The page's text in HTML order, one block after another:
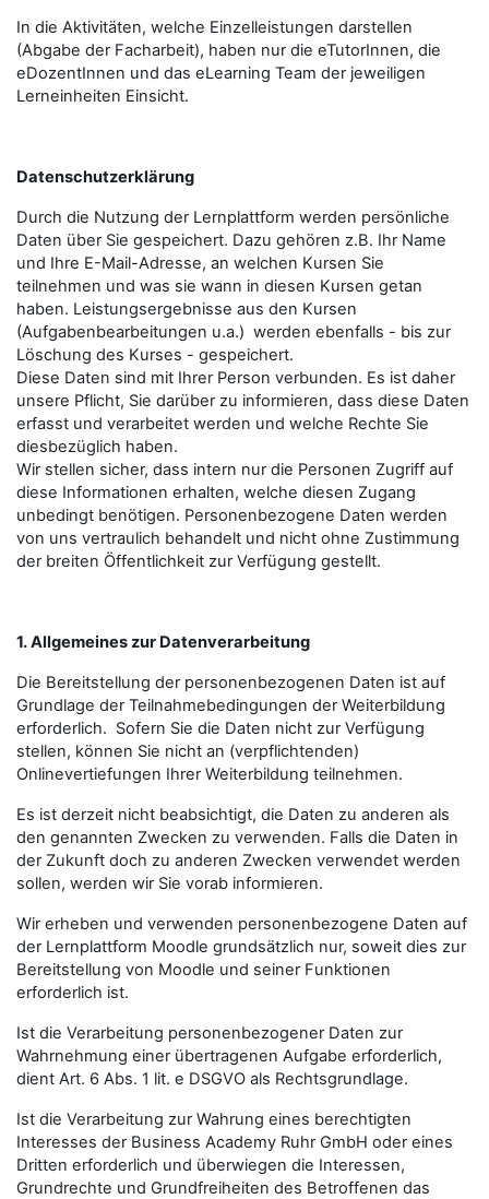
In die Aktivitäten, welche Einzelleistungen darstellen
(Abgabe der Facharbeit), haben nur die eTutorInnen, die
eDozentInnen und das eLearning Team der jeweiligen
Lerneinheiten Einsicht.
Datenschutzerklärung
Durch die Nutzung der Lernplattform werden persönliche
Daten über Sie gespeichert. Dazu gehören z.B. Ihr Name
und Ihre E-Mail-Adresse, an welchen Kursen Sie
teilnehmen und was sie wann in diesen Kursen getan
haben. Leistungsergebnisse aus den Kursen
(Aufgabenbearbeitungen u.a.) werden ebenfalls - bis zur
Löschung des Kurses - gespeichert.
Diese Daten sind mit Ihrer Person verbunden. Es ist daher
unsere Pflicht, Sie darüber zu informieren, dass diese Daten
erfasst und verarbeitet werden und welche Rechte Sie
diesbezüglich haben.
Wir stellen sicher, dass intern nur die Personen Zugriff auf
diese Informationen erhalten, welche diesen Zugang
unbedingt benötigen. Personenbezogene Daten werden
von uns vertraulich behandelt und nicht ohne Zustimmung
der breiten Öffentlichkeit zur Verfügung gestellt.
1. Allgemeines zur Datenverarbeitung
Die Bereitstellung der personenbezogenen Daten ist auf
Grundlage der Teilnahmebedingungen der Weiterbildung
erforderlich. Sofern Sie die Daten nicht zur Verfügung
stellen, können Sie nicht an (verpflichtenden)
Onlinevertiefungen Ihrer Weiterbildung teilnehmen.
Es ist derzeit nicht beabsichtigt, die Daten zu anderen als
den genannten Zwecken zu verwenden. Falls die Daten in
der Zukunft doch zu anderen Zwecken verwendet werden
sollen, werden wir Sie vorab informieren.
Wir erheben und verwenden personenbezogene Daten auf
der Lernplattform Moodle grundsätzlich nur, soweit dies zur
Bereitstellung von Moodle und seiner Funktionen
erforderlich ist.
Ist die Verarbeitung personenbezogener Daten zur
Wahrnehmung einer übertragenen Aufgabe erforderlich,
dient Art. 6 Abs. 1 lit. e DSGVO als Rechtsgrundlage.
Ist die Verarbeitung zur Wahrung eines berechtigten
Interesses der Business Academy Ruhr GmbH oder eines
Dritten erforderlich und überwiegen die Interessen,
Grundrechte und Grundfreiheiten des Betroffenen das